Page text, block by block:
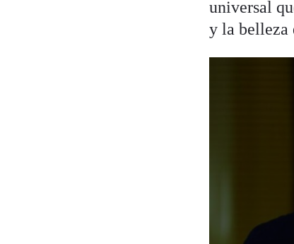
universal
y la belleza